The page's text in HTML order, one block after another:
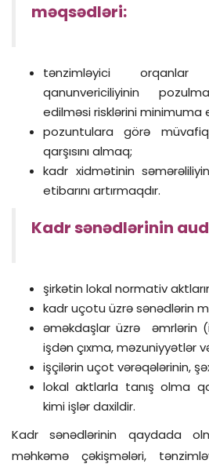
məqsədləri:
tənzimləyici
qanunvericiliyinin
edilməsi risklərini minimuma
pozuntulara görə
qarşısını almaq;
kadr xidmətinin
etibarını artırmaqdır.
Kadr sənədlərinin
şirkətin lokal normativ
kadr uçotu üzrə sənədlərin
əməkdaşlar üzrə əmrlərin
işdən çıxma, məzuniyyətlər
işçilərin uçot vərəqələrinin,
lokal aktlarla tanış olma
kimi işlər daxildir.
Kadr sənədlərinin qaydada
məhkəmə çəkişmələri,